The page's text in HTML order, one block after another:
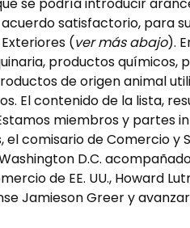
se podría introducir
satisfactorio, para
(ver más abajo).
productos químicos,
de origen animal
El contenido de la lista,
miembros y partes
el comisario de Comercio y
D.C.
de EE. UU., Howard
Jamieson Greer y